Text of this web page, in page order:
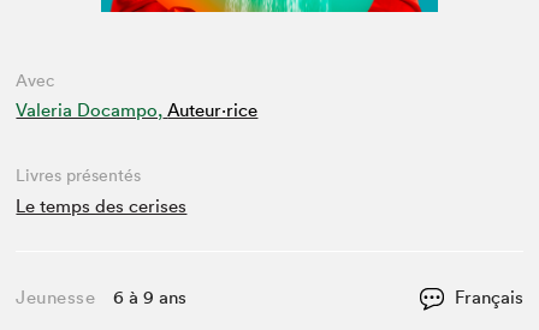
Avec
Valeria Docampo, Auteur·rice
Livres présentés
Le temps des cerises
Jeunesse 6 à 9 ans Français